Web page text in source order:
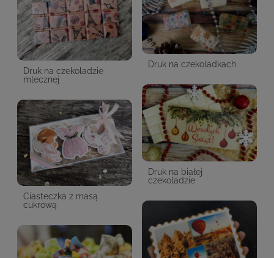
Druk na czekoladzie
mlecznej
Druk na czekoladkach
Druk na białej
czekoladzie
Ciasteczka z masą
cukrową